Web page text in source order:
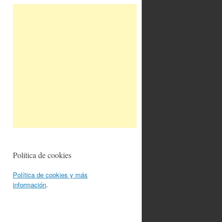
Política de cookies
Política de cookies y más
información.